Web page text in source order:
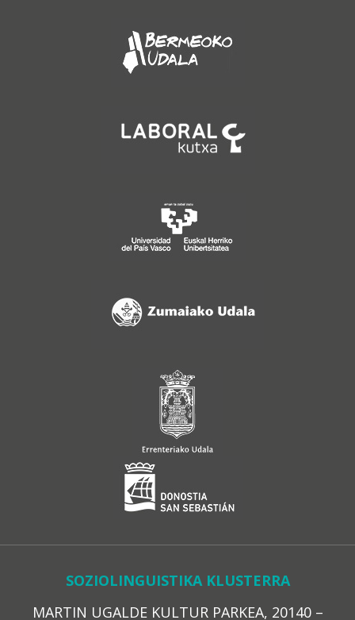
SOZIOLINGUISTIKA KLUSTERRA
MARTIN UGALDE KULTUR PARKEA, 20140 –